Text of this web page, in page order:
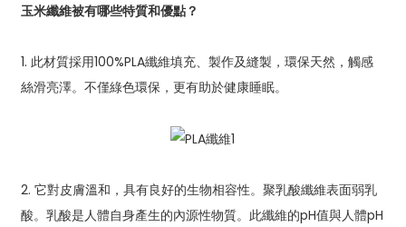
玉米纖維被有哪些特質和優點？
1. 此材質採用100%PLA纖維填充、製作及縫製，環保天然，觸感
絲滑亮澤。不僅綠色環保，更有助於健康睡眠。
2. 它對皮膚溫和，具有良好的生物相容性。聚乳酸纖維表面弱乳
酸。乳酸是人體自身產生的內源性物質。此纖維的pH值與人體pH